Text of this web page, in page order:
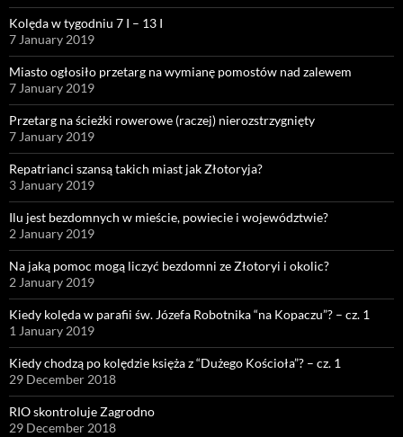
Kolęda w tygodniu 7 I – 13 I
7 January 2019
Miasto ogłosiło przetarg na wymianę pomostów nad zalewem
7 January 2019
Przetarg na ścieżki rowerowe (raczej) nierozstrzygnięty
7 January 2019
Repatrianci szansą takich miast jak Złotoryja?
3 January 2019
Ilu jest bezdomnych w mieście, powiecie i województwie?
2 January 2019
Na jaką pomoc mogą liczyć bezdomni ze Złotoryi i okolic?
2 January 2019
Kiedy kolęda w parafii św. Józefa Robotnika “na Kopaczu”? – cz. 1
1 January 2019
Kiedy chodzą po kolędzie księża z “Dużego Kościoła”? – cz. 1
29 December 2018
RIO skontroluje Zagrodno
29 December 2018